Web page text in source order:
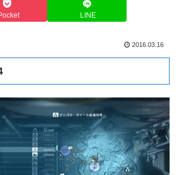
LINE
2016.03.16